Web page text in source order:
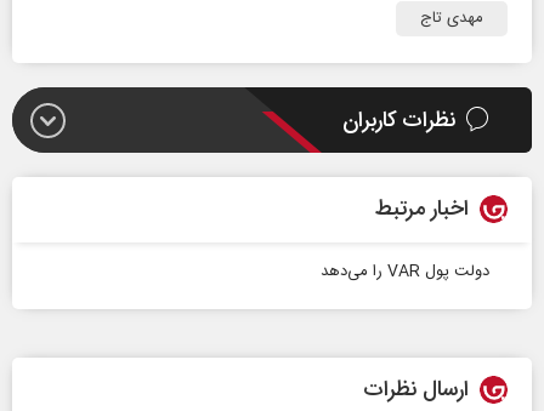
مهدی تاج
نظرات کاربران
اخبار مرتبط
دولت پول VAR را می‌دهد
ارسال نظرات